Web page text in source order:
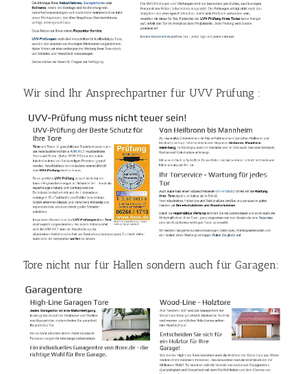
Wir sind Ihr Ansprechpartner für UVV Prüfung :
Tore nicht nur für Hallen sondern auch für Garagen: